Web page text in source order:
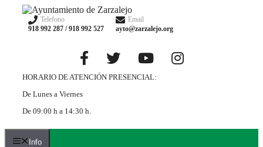
Saltar
contenido
Telefono
918 992 287 / 918 992 527
Email
ayto@zarzalejo.org
HORARIO DE ATENCIÓN PRESENCIAL:
De Lunes a Viernes
De 09:00 h a 14:30 h.
Info